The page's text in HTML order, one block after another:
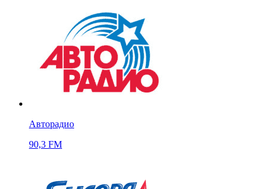
Авторадио
90,3 FM